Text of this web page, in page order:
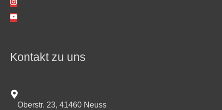
Kontakt zu uns
Oberstr. 23, 41460 Neuss